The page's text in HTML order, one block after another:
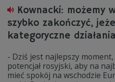
Kownacki: możemy
szybko zakończyć,
kategoryczne działania
- Dziś jest najlepszy moment,
potencjał rosyjski, aby na
mieć spokój na wschodzie